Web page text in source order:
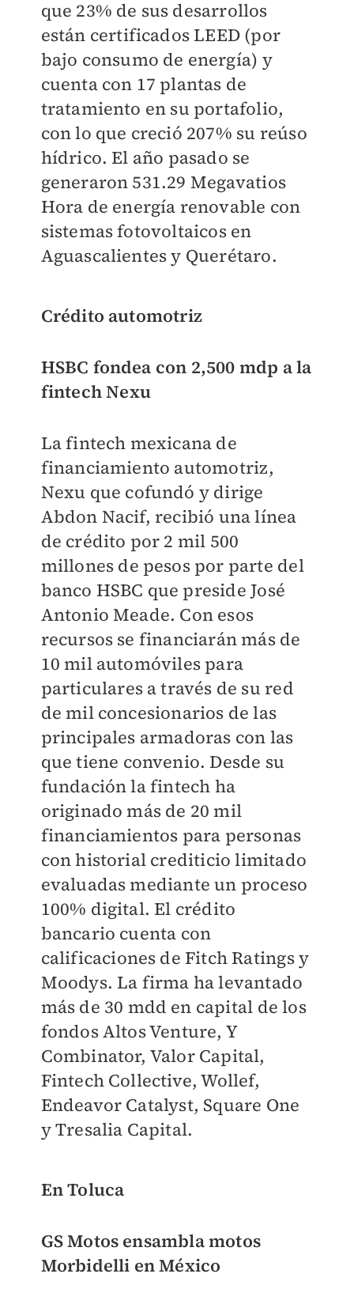
que 23% de sus desarrollos
están certificados LEED (por
bajo consumo de energía) y
cuenta con 17 plantas de
tratamiento en su portafolio,
con lo que creció 207% su reúso
hídrico. El año pasado se
generaron 531.29 Megavatios
Hora de energía renovable con
sistemas fotovoltaicos en
Aguascalientes y Querétaro.
Crédito automotriz
HSBC fondea con 2,500 mdp a la
fintech Nexu
La fintech mexicana de
financiamiento automotriz,
Nexu que cofundó y dirige
Abdon Nacif, recibió una línea
de crédito por 2 mil 500
millones de pesos por parte del
banco HSBC que preside José
Antonio Meade. Con esos
recursos se financiarán más de
10 mil automóviles para
particulares a través de su red
de mil concesionarios de las
principales armadoras con las
que tiene convenio. Desde su
fundación la fintech ha
originado más de 20 mil
financiamientos para personas
con historial crediticio limitado
evaluadas mediante un proceso
100% digital. El crédito
bancario cuenta con
calificaciones de Fitch Ratings y
Moodys. La firma ha levantado
más de 30 mdd en capital de los
fondos Altos Venture, Y
Combinator, Valor Capital,
Fintech Collective, Wollef,
Endeavor Catalyst, Square One
y Tresalia Capital.
En Toluca
GS Motos ensambla motos
Morbidelli en México